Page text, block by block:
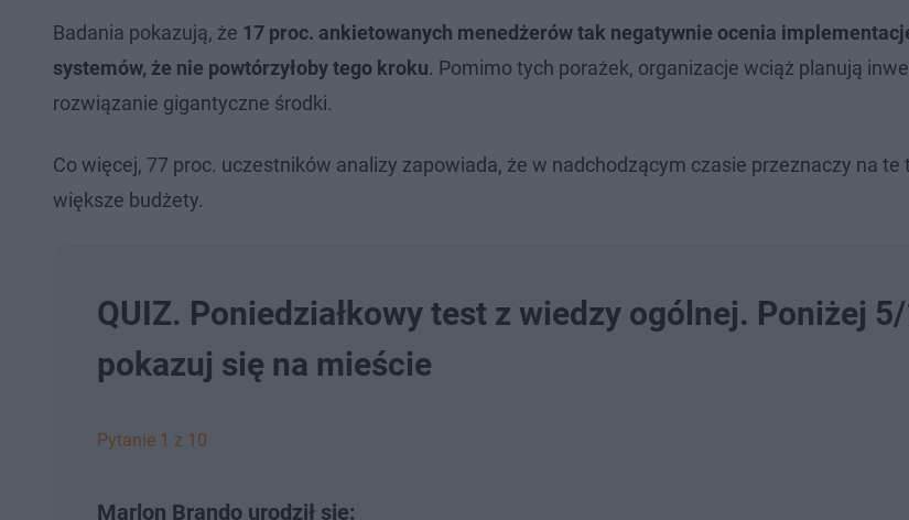
Badania pokazują, że 17 proc. ankietowanych menedżerów tak negatywnie ocenia
systemów, że nie powtórzyłoby tego kroku. Pomimo tych porażek, organizacje wciąż planują
rozwiązanie gigantyczne środki.
Co więcej, 77 proc. uczestników analizy zapowiada, że w nadchodzącym czasie przeznaczy na te
większe budżety.
QUIZ. Poniedziałkowy test z wiedzy ogólnej. Poniżej
pokazuj się na mieście
Pytanie 1 z 10
Marlon Brando urodził się: